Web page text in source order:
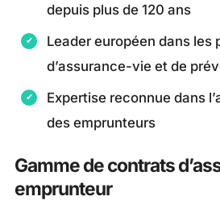
depuis plus de 120 ans
Leader européen dans les
d’assurance-vie et de
Expertise reconnue dans
des emprunteurs
Gamme de contrats
emprunteur